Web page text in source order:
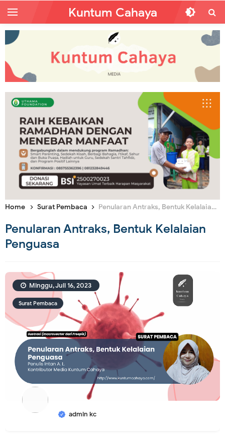
Kuntum Cahaya
Home Surat Pembaca Penularan Antraks, Bentuk Kelalaian Penguasa
Penularan Antraks, Bentuk Kelalaian
Penguasa
Surat Pembaca
admin kc
Minggu, Juli 16, 2023